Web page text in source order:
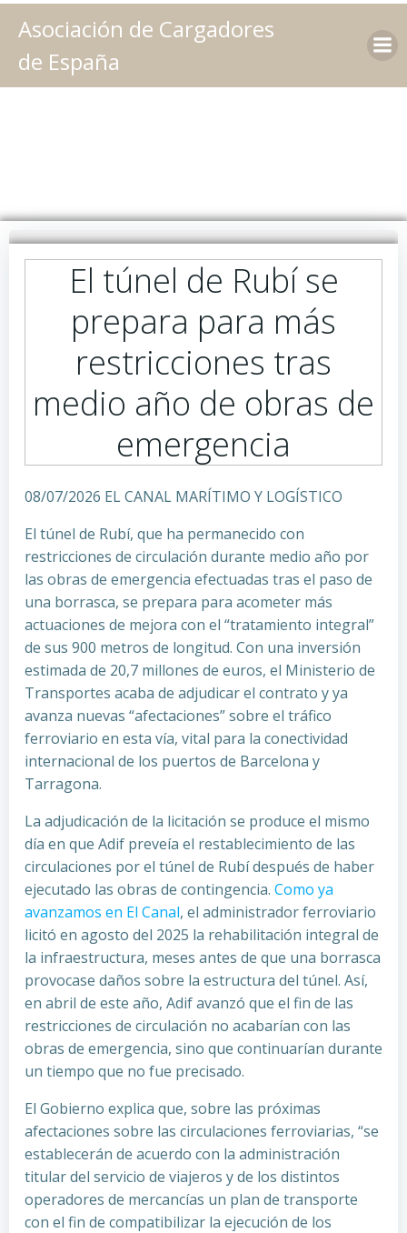
Saltar
al
Asociación de Cargadores
de España
El túnel de Rubí se
prepara para más
restricciones tras
medio año de obras de
emergencia
08/07/2026 EL CANAL MARÍTIMO Y LOGÍSTICO
El túnel de Rubí, que ha permanecido con
restricciones de circulación durante medio año por
las obras de emergencia efectuadas tras el paso de
una borrasca, se prepara para acometer más
actuaciones de mejora con el “tratamiento integral”
de sus 900 metros de longitud. Con una inversión
estimada de 20,7 millones de euros, el Ministerio de
Transportes acaba de adjudicar el contrato y ya
avanza nuevas “afectaciones” sobre el tráfico
ferroviario en esta vía, vital para la conectividad
internacional de los puertos de Barcelona y
Tarragona.
La adjudicación de la licitación se produce el mismo
día en que Adif preveía el restablecimiento de las
circulaciones por el túnel de Rubí después de haber
ejecutado las obras de contingencia. Como ya
avanzamos en El Canal, el administrador ferroviario
licitó en agosto del 2025 la rehabilitación integral de
la infraestructura, meses antes de que una borrasca
provocase daños sobre la estructura del túnel. Así,
en abril de este año, Adif avanzó que el fin de las
restricciones de circulación no acabarían con las
obras de emergencia, sino que continuarían durante
un tiempo que no fue precisado.
El Gobierno explica que, sobre las próximas
afectaciones sobre las circulaciones ferroviarias, “se
establecerán de acuerdo con la administración
titular del servicio de viajeros y de los distintos
operadores de mercancías un plan de transporte
con el fin de compatibilizar la ejecución de los